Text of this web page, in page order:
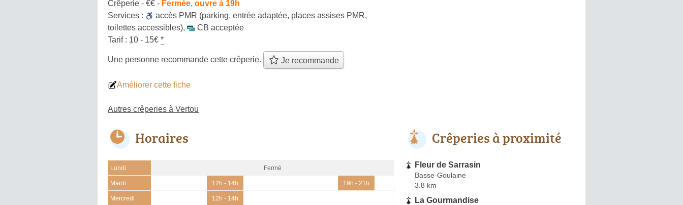
Crêperie - €€ - Fermée, ouvre à 19h
Services :
accès PMR (parking, entrée adaptée, places assises PMR,
toilettes accessibles),
CB acceptée
Tarif : 10 - 15€ *
Une personne recommande cette crêperie. Je recommande
Améliorer cette fiche
Autres crêperies à Vertou
Horaires
Lundi Fermé
Mardi 12h - 14h 19h - 21h
Mercredi 12h - 14h
Crêperies à proximité
Fleur de Sarrasin
Basse-Goulaine
3.8 km
La Gourmandise